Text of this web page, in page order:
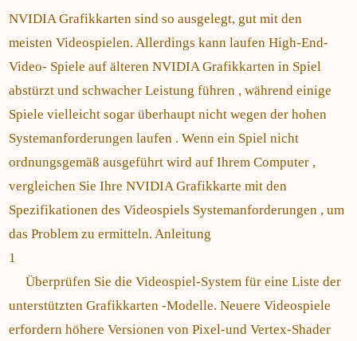
NVIDIA Grafikkarten sind so ausgelegt, gut mit den
meisten Videospielen. Allerdings kann laufen High-End-
Video- Spiele auf älteren NVIDIA Grafikkarten in Spiel
abstürzt und schwacher Leistung führen , während einige
Spiele vielleicht sogar überhaupt nicht wegen der hohen
Systemanforderungen laufen . Wenn ein Spiel nicht
ordnungsgemäß ausgeführt wird auf Ihrem Computer ,
vergleichen Sie Ihre NVIDIA Grafikkarte mit den
Spezifikationen des Videospiels Systemanforderungen , um
das Problem zu ermitteln. Anleitung
1
Überprüfen Sie die Videospiel-System für eine Liste der
unterstützten Grafikkarten -Modelle. Neuere Videospiele
erfordern höhere Versionen von Pixel-und Vertex-Shader